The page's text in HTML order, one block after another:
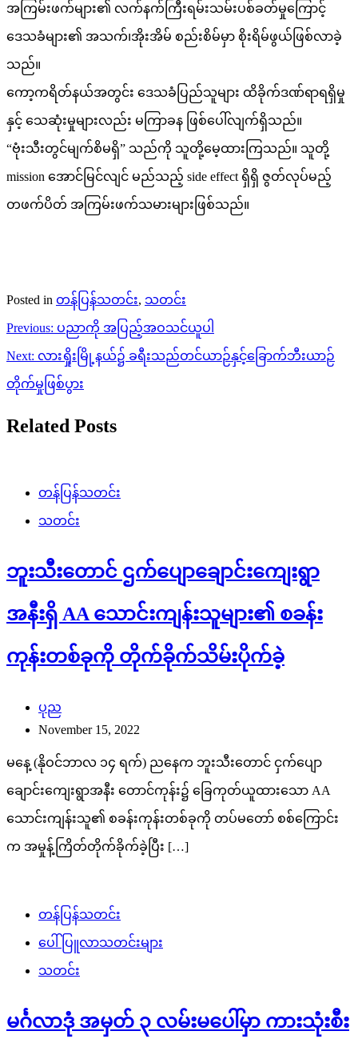
အကြမ်းဖက်များ၏ လက်နက်ကြီးရမ်းသမ်းပစ်ခတ်မှုကြောင့်
ဒေသခံများ၏ အသက်၊အိုးအိမ် စည်းစိမ်မှာ စိုးရိမ်ဖွယ်ဖြစ်လာခဲ့
သည်။
ကော့ကရိတ်နယ်အတွင်း ဒေသခံပြည်သူများ ထိခိုက်ဒဏ်ရာရရှိမှု
နှင့် သေဆုံးမှုများလည်း မကြာခန ဖြစ်ပေါ်လျက်ရှိသည်။
“ဗုံးသီးတွင်မျက်စိမရှိ” သည်ကို သူတို့မေ့ထားကြသည်။ သူတို့
mission အောင်မြင်လျင် မည်သည့် side effect ရှိရှိ ဇွတ်လုပ်မည့်
တဖက်ပိတ် အကြမ်းဖက်သမားများဖြစ်သည်။
Posted in တန်ပြန်သတင်း, သတင်း
Post
navigation
Previous: ပညာကို အပြည့်အဝသင်ယူပါ
Next: လားရှိုးမြို့နယ်၌ ခရီးသည်တင်ယာဉ်နှင့်ခြောက်ဘီးယာဉ်
တိုက်မှုဖြစ်ပွား
Related Posts
တန်ပြန်သတင်း
သတင်း
ဘူးသီးတောင် ဌက်ပျောချောင်းကျေးရွာ
အနီးရှိ AA သောင်းကျန်းသူများ၏ စခန်း
ကုန်းတစ်ခုကို တိုက်ခိုက်သိမ်းပိုက်ခဲ့
ပုည
November 15, 2022
မနေ့ (နိုဝင်ဘာလ ၁၄ ရက်) ညနေက ဘူးသီးတောင် ငှက်ပျော
ချောင်းကျေးရွာအနီး တောင်ကုန်း၌ ခြေကုတ်ယူထားသော AA
သောင်းကျန်းသူ၏ စခန်းကုန်းတစ်ခုကို တပ်မတော် စစ်ကြောင်း
က အမှုန့်ကြိတ်တိုက်ခိုက်ခဲ့ပြီး […]
တန်ပြန်သတင်း
ပေါ်ပြူလာသတင်းများ
သတင်း
မင်္ဂလာဒုံ အမှတ် ၃ လမ်းမပေါ်မှာ ကားသုံးစီး